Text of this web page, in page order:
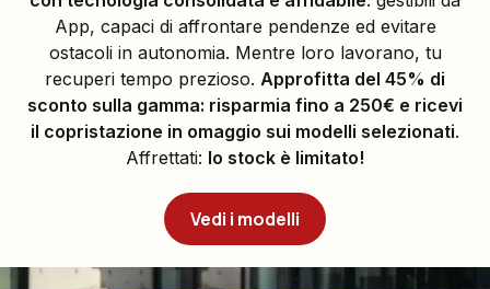
App, capaci di affrontare pendenze ed evitare
ostacoli in autonomia. Mentre loro lavorano, tu
recuperi tempo prezioso. Approfitta del 45% di
sconto sulla gamma: risparmia fino a 250€ e ricevi
il copristazione in omaggio sui modelli selezionati.
Affrettati: lo stock è limitato!
Vedi i modelli